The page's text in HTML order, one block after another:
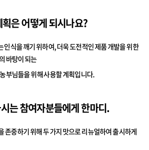
은 어떻게 되시나요?
인식을 깨기 위하여, 더욱 도전적인 제품 개발을 위한
바탕이 되는
부님들을 위해 사용할 계획입니다.
는 참여자분들에게 한마디.
존중하기 위해 두 가지 맛으로 리뉴얼하여 출시하게